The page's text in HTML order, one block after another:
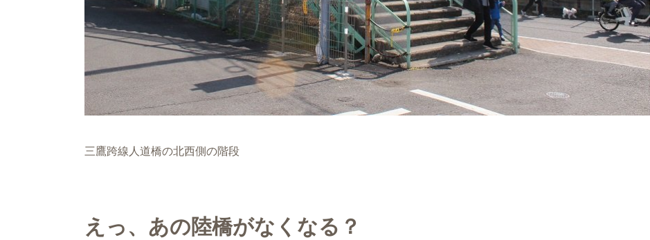
三鷹跨線人道橋の北西側の階段
えっ、あの陸橋がなくなる？